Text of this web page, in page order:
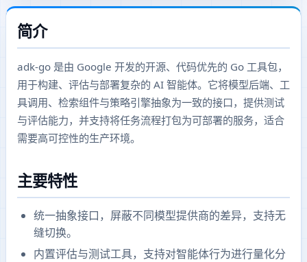
简介
adk-go 是由 Google 开发的开源、代码优先的 Go 工具包，
用于构建、评估与部署复杂的 AI 智能体。它将模型后端、工
具调用、检索组件与策略引擎抽象为一致的接口，提供测试
与评估能力，并支持将任务流程打包为可部署的服务，适合
需要高可控性的生产环境。
主要特性
统一抽象接口，屏蔽不同模型提供商的差异，支持无
缝切换。
内置评估与测试工具，支持对智能体行为进行量化分